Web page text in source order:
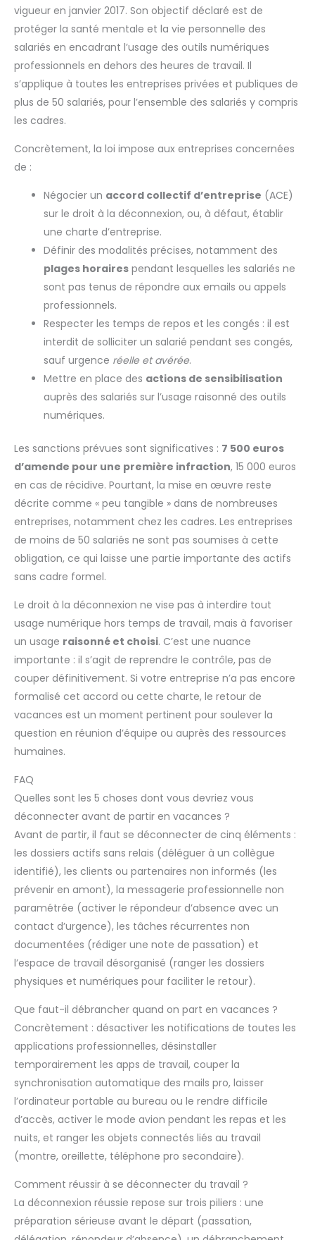
vigueur en janvier 2017. Son objectif déclaré est de
protéger la santé mentale et la vie personnelle des
salariés en encadrant l’usage des outils numériques
professionnels en dehors des heures de travail. Il
s’applique à toutes les entreprises privées et publiques de
plus de 50 salariés, pour l’ensemble des salariés y compris
les cadres.
Concrètement, la loi impose aux entreprises concernées
de :
Négocier un accord collectif d’entreprise (ACE)
sur le droit à la déconnexion, ou, à défaut, établir
une charte d’entreprise.
Définir des modalités précises, notamment des
plages horaires pendant lesquelles les salariés ne
sont pas tenus de répondre aux emails ou appels
professionnels.
Respecter les temps de repos et les congés : il est
interdit de solliciter un salarié pendant ses congés,
sauf urgence réelle et avérée.
Mettre en place des actions de sensibilisation
auprès des salariés sur l’usage raisonné des outils
numériques.
Les sanctions prévues sont significatives : 7 500 euros
d’amende pour une première infraction, 15 000 euros
en cas de récidive. Pourtant, la mise en œuvre reste
décrite comme « peu tangible » dans de nombreuses
entreprises, notamment chez les cadres. Les entreprises
de moins de 50 salariés ne sont pas soumises à cette
obligation, ce qui laisse une partie importante des actifs
sans cadre formel.
Le droit à la déconnexion ne vise pas à interdire tout
usage numérique hors temps de travail, mais à favoriser
un usage raisonné et choisi. C’est une nuance
importante : il s’agit de reprendre le contrôle, pas de
couper définitivement. Si votre entreprise n’a pas encore
formalisé cet accord ou cette charte, le retour de
vacances est un moment pertinent pour soulever la
question en réunion d’équipe ou auprès des ressources
humaines.
FAQ
Quelles sont les 5 choses dont vous devriez vous
déconnecter avant de partir en vacances ?
Avant de partir, il faut se déconnecter de cinq éléments :
les dossiers actifs sans relais (déléguer à un collègue
identifié), les clients ou partenaires non informés (les
prévenir en amont), la messagerie professionnelle non
paramétrée (activer le répondeur d’absence avec un
contact d’urgence), les tâches récurrentes non
documentées (rédiger une note de passation) et
l’espace de travail désorganisé (ranger les dossiers
physiques et numériques pour faciliter le retour).
Que faut-il débrancher quand on part en vacances ?
Concrètement : désactiver les notifications de toutes les
applications professionnelles, désinstaller
temporairement les apps de travail, couper la
synchronisation automatique des mails pro, laisser
l’ordinateur portable au bureau ou le rendre difficile
d’accès, activer le mode avion pendant les repas et les
nuits, et ranger les objets connectés liés au travail
(montre, oreillette, téléphone pro secondaire).
Comment réussir à se déconnecter du travail ?
La déconnexion réussie repose sur trois piliers : une
préparation sérieuse avant le départ (passation,